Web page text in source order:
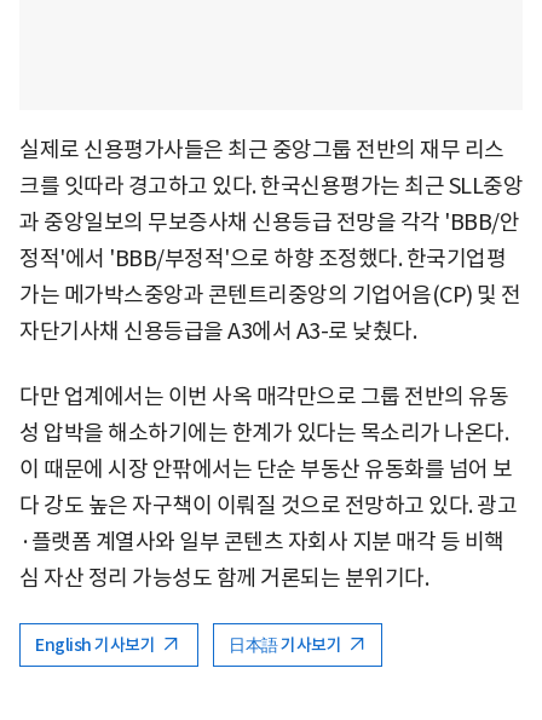
실제로 신용평가사들은 최근 중앙그룹 전반의 재무 리스
크를 잇따라 경고하고 있다. 한국신용평가는 최근 SLL중앙
과 중앙일보의 무보증사채 신용등급 전망을 각각 'BBB/안
정적'에서 'BBB/부정적'으로 하향 조정했다. 한국기업평
가는 메가박스중앙과 콘텐트리중앙의 기업어음(CP) 및 전
자단기사채 신용등급을 A3에서 A3-로 낮췄다.
다만 업계에서는 이번 사옥 매각만으로 그룹 전반의 유동
성 압박을 해소하기에는 한계가 있다는 목소리가 나온다.
이 때문에 시장 안팎에서는 단순 부동산 유동화를 넘어 보
다 강도 높은 자구책이 이뤄질 것으로 전망하고 있다. 광고
·플랫폼 계열사와 일부 콘텐츠 자회사 지분 매각 등 비핵
심 자산 정리 가능성도 함께 거론되는 분위기다.
English 기사보기 日本語 기사보기